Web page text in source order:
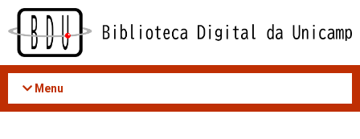
Acessar
conteúdo
Menu